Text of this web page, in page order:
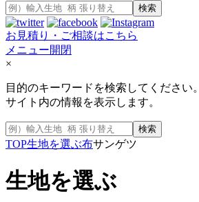
検索
お見積り・ご相談はこちら
メニュー開閉
×
目的のキーワードを検索してください。
サイト内の情報を表示します。
検索
TOP生地を選ぶ布サンゲツ
生地を選ぶ